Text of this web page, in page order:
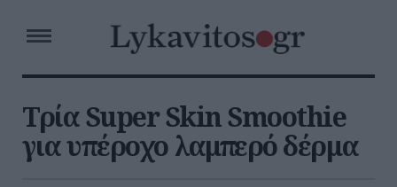
Τρία Super Skin Smoothie
για υπέροχο λαμπερό δέρμα